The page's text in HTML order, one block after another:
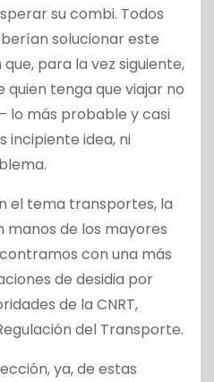
su combi. Todos
solucionar este
para la vez siguiente,
quien tenga que viajar no
lo más probable y casi
incipiente idea, ni
el tema transportes, la
manos de los mayores
con una más
de desidia por
de la CNRT,
del Transporte.
ya, de estas